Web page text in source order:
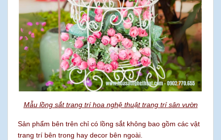
Mẫu lồng sắt trang trí hoa nghệ thuật trang trí sân vườn
Sản phẩm bên trên chỉ có lồng sắt không bao gồm các vật
trang trí bên trong hay decor bên ngoài.